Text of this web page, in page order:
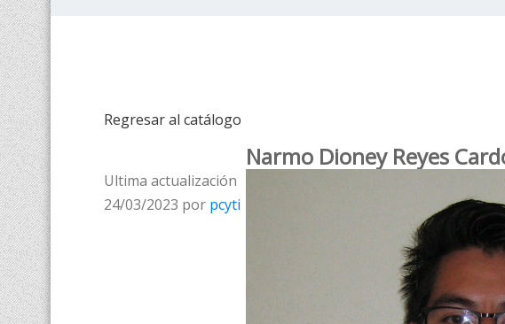
Regresar al catálogo
Narmo Dioney Reyes
Ultima actualización
24/03/2023 por pcyti